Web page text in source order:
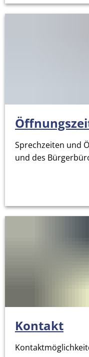
Sprechzeiten und
und des
Kontakt